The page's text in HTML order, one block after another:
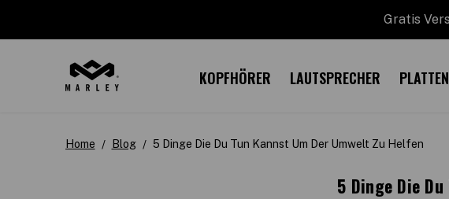
Gratis
KOPFHÖRER LAUTSPRECHER
Home Blog 5 Dinge Die Du Tun Kannst Um Der Umwelt Zu Helfen
5 Dinge Die